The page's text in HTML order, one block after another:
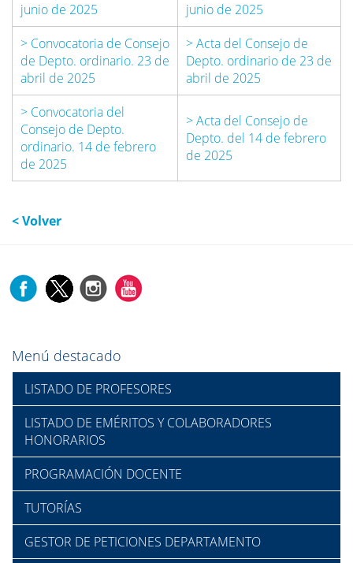
junio de 2025
junio de 2025
> Convocatoria de Consejo
de Depto. ordinario. 23 de
abril de 2025
> Acta del Consejo de
Depto. ordinario de 23 de
abril de 2025
> Convocatoria del
Consejo de Depto.
ordinario. 14 de febrero
de 2025
> Acta del Consejo de
Depto. del 14 de febrero
de 2025
< Volver
Menú destacado
LISTADO DE PROFESORES
LISTADO DE EMÉRITOS Y COLABORADORES
HONORARIOS
PROGRAMACIÓN DOCENTE
TUTORÍAS
GESTOR DE PETICIONES DEPARTAMENTO